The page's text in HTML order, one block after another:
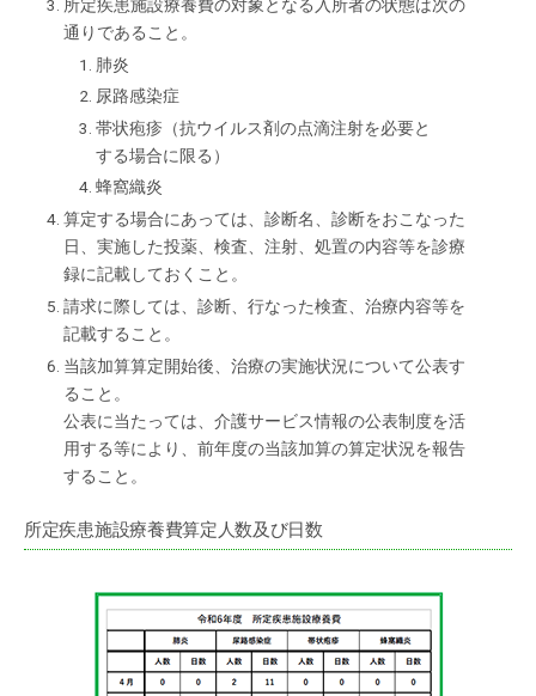
所定疾患施設療養費の対象となる入所者の状態は次の
通りであること。
肺炎
尿路感染症
帯状疱疹（抗ウイルス剤の点滴注射を必要と
する場合に限る）
蜂窩織炎
算定する場合にあっては、診断名、診断をおこなった
日、実施した投薬、検査、注射、処置の内容等を診療
録に記載しておくこと。
請求に際しては、診断、行なった検査、治療内容等を
記載すること。
当該加算算定開始後、治療の実施状況について公表す
ること。
公表に当たっては、介護サービス情報の公表制度を活
用する等により、前年度の当該加算の算定状況を報告
すること。
所定疾患施設療養費算定人数及び日数